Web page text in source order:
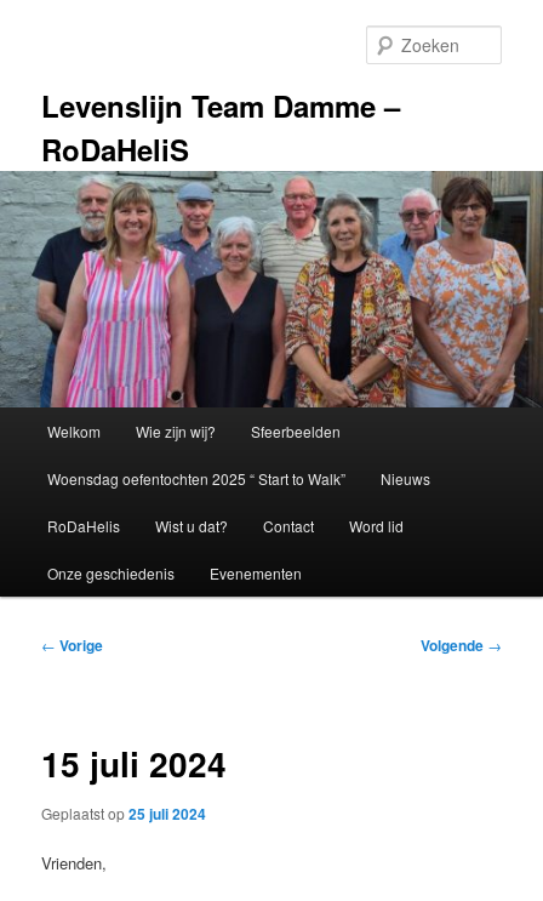
inhoudLevenslijn Team Damme –
RoDaHeliS
Welkom Wie zijn wij? Sfeerbeelden
Woensdag oefentochten 2025 “ Start to Walk” Nieuws
RoDaHelis Wist u dat? Contact Word lid
Onze geschiedenis Evenementen
Bericht
← Vorige Volgende →
15 juli 2024
Geplaatst op25 juli 2024
Vrienden,